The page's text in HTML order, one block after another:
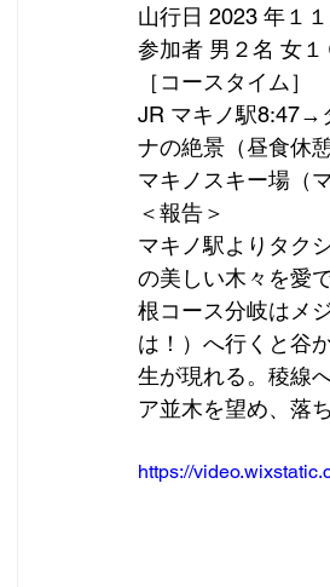
山行日 2023 年１
参加者 男２名 女
［コースタイム］
JR マキノ駅
ナの絶景（昼食
マキノスキー場（
＜報告＞
マキノ駅よりタク
の美しい木々を愛
根コース分岐はメ
は！）へ行くと谷
生が現れる。稜線
ア並木を望め、落
https://